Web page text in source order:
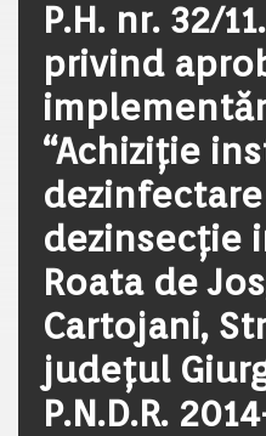
P.H. nr. 32/
privind
“Achiziție
dezinsecție
Roata de
Cartojani,
județul
P.N.D.R.